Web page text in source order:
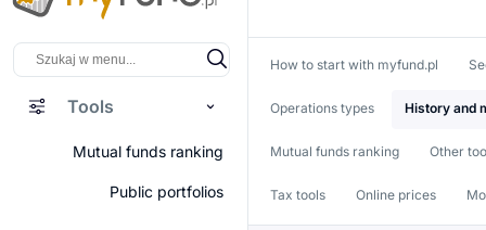
Tools
Mutual funds ranking
Public portfolios
How to start with myfund.pl
Operations types History and
Mutual funds ranking Other
Tax tools Online prices